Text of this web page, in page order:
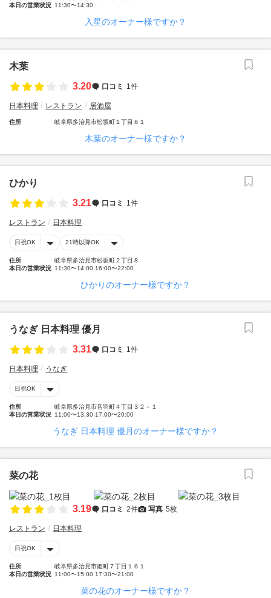
本日の営業状況 11:30〜14:30
入星のオーナー様ですか？
木葉
3.20
口コミ 1件
日本料理 レストラン 居酒屋
住所 岐阜県多治見市松坂町１丁目８１
木葉のオーナー様ですか？
ひかり
3.21
口コミ 1件
レストラン 日本料理
日祝OK 21時以降OK
住所
岐阜県多治見市松坂町２丁目８
本日の営業状況 11:30〜14:00 16:00〜22:00
ひかりのオーナー様ですか？
うなぎ 日本料理 優月
3.31
口コミ 1件
日本料理 うなぎ
日祝OK
住所
岐阜県多治見市音羽町４丁目３２－１
本日の営業状況 11:00〜13:30 17:00〜20:00
うなぎ 日本料理 優月のオーナー様ですか？
菜の花
3.19 口コミ 2件 写真 5枚
レストラン 日本料理
日祝OK
住所
岐阜県多治見市姫町７丁目１６１
本日の営業状況 11:00〜15:00 17:30〜21:00
菜の花のオーナー様ですか？